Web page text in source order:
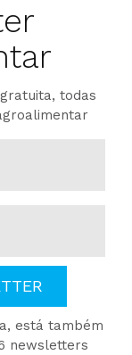
todas
está também
newsletters